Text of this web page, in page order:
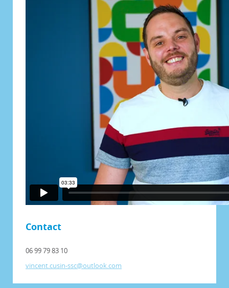
Contact
06 99 79 83 10
vincent.cusin-ssc@outlook.com